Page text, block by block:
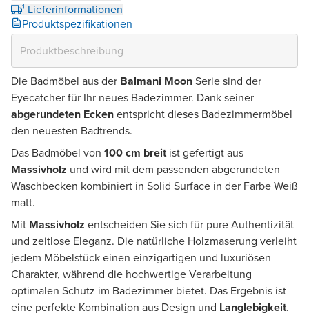
¹ Lieferinformationen
Produktspezifikationen
Die Badmöbel aus der Balmani MoonSerie sind der
Eyecatcher für Ihr neues Badezimmer. Dank seiner
abgerundeten Eckenentspricht dieses Badezimmermöbel
den neuesten Badtrends.
Das Badmöbel von 100 cm breitist gefertigt aus
Massivholz und wird mit dem passenden abgerundeten
Waschbecken kombiniert in Solid Surface in der Farbe Weiß
matt.
Mit Massivholz entscheiden Sie sich für pure Authentizität
und zeitlose Eleganz. Die natürliche Holzmaserung verleiht
jedem Möbelstück einen einzigartigen und luxuriösen
Charakter, während die hochwertige Verarbeitung
optimalen Schutz im Badezimmer bietet. Das Ergebnis ist
eine perfekte Kombination aus Design und Langlebigkeit.